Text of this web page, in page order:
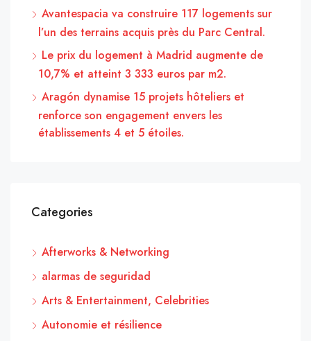
Avantespacia va construire 117 logements sur
l’un des terrains acquis près du Parc Central.
Le prix du logement à Madrid augmente de
10,7% et atteint 3 333 euros par m2.
Aragón dynamise 15 projets hôteliers et
renforce son engagement envers les
établissements 4 et 5 étoiles.
Categories
Afterworks & Networking
alarmas de seguridad
Arts & Entertainment, Celebrities
Autonomie et résilience